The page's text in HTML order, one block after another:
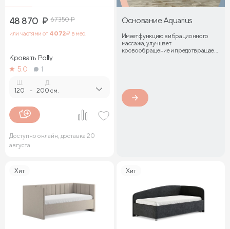
48 870 ₽ 67 350₽
или частями от 4 072₽ в мес.
Кровать Polly
5.0
1
120 -
Д.
200 см.
Доступно онлайн, доставка 20
августа
Основание Aquarius
Имеет функцию вибрационного
массажа, улучшает
кровообращение и предотвращает
Хит Хит